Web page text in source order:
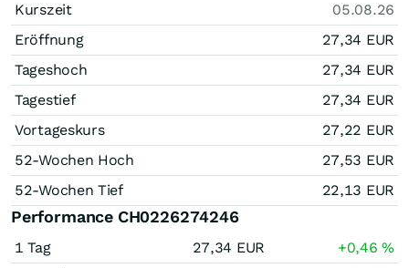
Kurszeit
05.08.26
Eröffnung
27,34 EUR
Tageshoch
27,34 EUR
Tagestief
27,34 EUR
Vortageskurs
27,22 EUR
52-Wochen Hoch
27,53 EUR
52-Wochen Tief
22,13 EUR
Performance CH0226274246
1 Tag 27,34 EUR +0,46%